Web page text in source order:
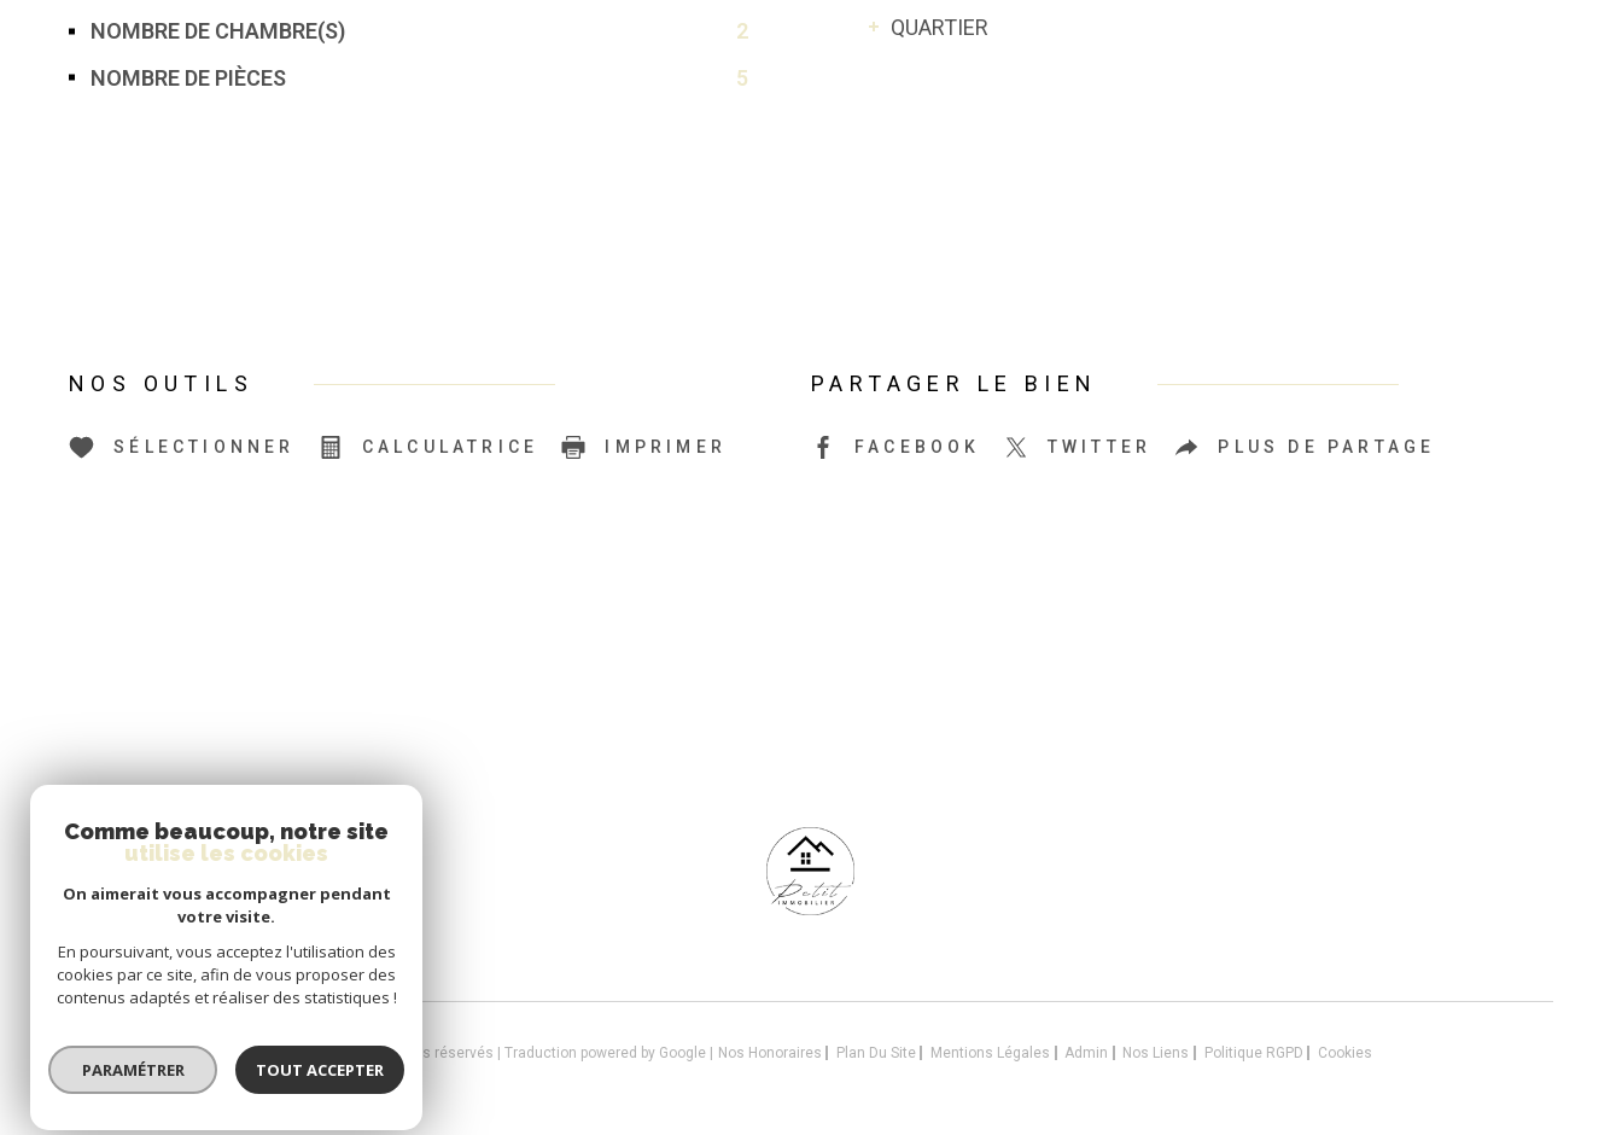
NOMBRE DE CHAMBRE(S)
2
NOMBRE DE PIÈCES
5
QUARTIER
NOS OUTILS
SÉLECTIONNER CALCULATRICE IMPRIMER
PARTAGER LE BIEN
FACEBOOK TWITTER PLUS DE PARTAGE
© 2026 | Tous droits réservés | Traduction powered by Google | Nos Honoraires Plan Du Site Mentions Légales Admin Nos Liens Politique RGPD Cookies
Comme beaucoup, notre site
utilise les cookies
On aimerait vous accompagner pendant
votre visite.
En poursuivant, vous acceptez l'utilisation des
cookies par ce site, afin de vous proposer des
contenus adaptés et réaliser des statistiques !
PARAMÉTRER TOUT ACCEPTER